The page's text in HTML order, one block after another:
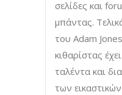
σελίδες και
μπάντας.
του Adam
κιθαρίστας
ταλέντα και
των